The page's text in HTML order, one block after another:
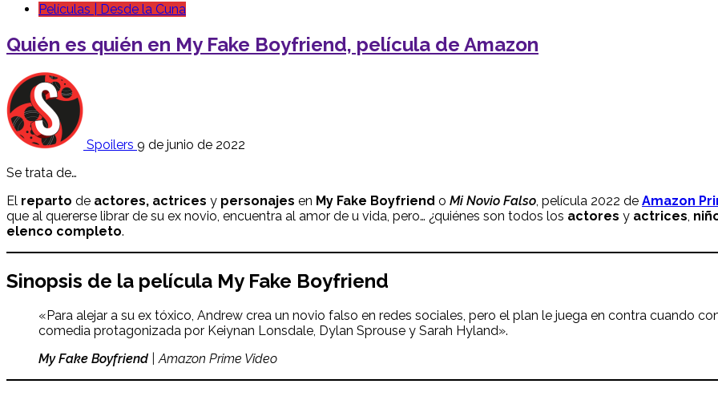
Películas | Desde la Cuna
Quién es quién en My Fake Boyfriend, película de Amazon
Spoilers 9 de junio de 2022
Se trata de…
El reparto de actores, actrices y personajes en My Fake Boyfriend o Mi Novio Falso , película 2022 de Amazon
que al quererse librar de su ex novio, encuentra al amor de u vida, pero… ¿quiénes son todos los actores y actrices
elenco completo.
Sinopsis de la película My Fake Boyfriend
«Para alejar a su ex tóxico, Andrew crea un novio falso en redes sociales, pero el plan le juega en contra cuando
comedia protagonizada por Keiynan Lonsdale, Dylan Sprouse y Sarah Hyland».
My Fake Boyfriend
| Amazon Prime Video